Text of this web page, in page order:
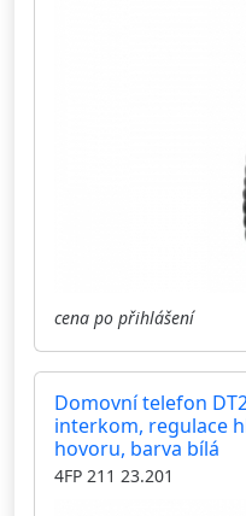
cena po přihlášení
Domovní telefon
interkom, regulace
hovoru, barva bílá
4FP 211 23.201